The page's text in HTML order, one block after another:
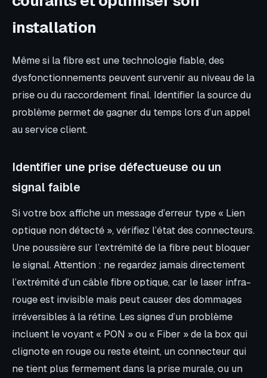
installation
Même si la fibre est une technologie fiable, des
dysfonctionnements peuvent survenir au niveau de la
prise ou du raccordement final. Identifier la source du
problème permet de gagner du temps lors d’un appel
au service client.
Identifier une prise défectueuse ou un
signal faible
Si votre box affiche un message d’erreur type « Lien
optique non détecté », vérifiez l’état des connecteurs.
Une poussière sur l’extrémité de la fibre peut bloquer
le signal. Attention : ne regardez jamais directement
l’extrémité d’un câble fibre optique, car le laser infra-
rouge est invisible mais peut causer des dommages
irréversibles à la rétine. Les signes d’un problème
incluent le voyant « PON » ou « Fiber » de la box qui
clignote en rouge ou reste éteint, un connecteur qui
ne tient plus fermement dans la prise murale, ou un